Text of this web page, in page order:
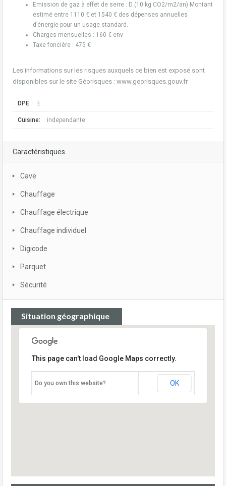
Emission de gaz à effet de serre : D (10 kg CO2/m2/an) Montant
estimé entre 1110 € et 1540 € des dépenses annuelles
d’énergie pour un usage standard.
Charges mensuelles : 160 € env
Taxe foncière : 475 €
Les informations sur les risques auxquels ce bien est exposé sont
disponibles sur le site Géorisques : www.georisques.gouv.fr
DPE: E
Cuisine: independante
Caractéristiques
Cave
Chauffage
Chauffage électrique
Chauffage individuel
Digicode
Parquet
Sécurité
Situation géographique
This page can't load Google Maps correctly.
Do you own this website? OK